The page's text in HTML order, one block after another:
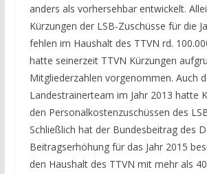
anders als vorhersehbar entwickelt.
Kürzungen der LSB-Zuschüsse für die
fehlen im Haushalt des TTVN rd.
hatte seinerzeit TTVN Kürzungen
Mitgliederzahlen vorgenommen. Auch
Landestrainerteam im Jahr 2013 hatte
den Personalkostenzuschüssen des
Schließlich hat der Bundesbeitrag des
Beitragserhöhung für das Jahr 2015
den Haushalt des TTVN mit mehr als